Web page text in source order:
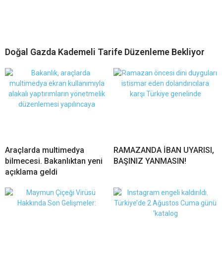
Doğal Gazda Kademeli Tarife Düzenleme Bekliyor
Araçlarda multimedya
bilmecesi. Bakanlıktan yeni
açıklama geldi
RAMAZANDA İBAN UYARISI,
BAŞINIZ YANMASIN!